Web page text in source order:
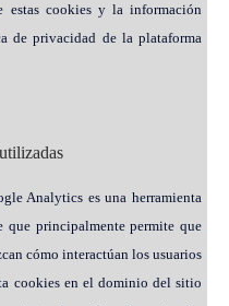
estas cookies y la información
de privacidad de la plataforma
Analytics es una herramienta
que principalmente permite que
cómo interactúan los usuarios
cookies en el dominio del sitio